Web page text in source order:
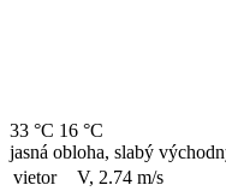
33 °C 16 °C
jasná obloha, slabý
vietor
V, 2.74 m/s